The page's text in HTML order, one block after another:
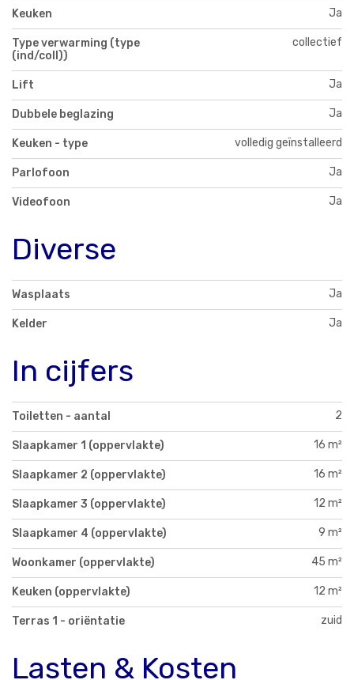
Keuken Ja
Type verwarming (type
(ind/coll))
collectief
Lift Ja
Dubbele beglazing Ja
Keuken - type volledig geïnstalleerd
Parlofoon Ja
Videofoon Ja
Diverse
Wasplaats Ja
Kelder Ja
In cijfers
Toiletten - aantal 2
Slaapkamer 1 (oppervlakte) 16 m²
Slaapkamer 2 (oppervlakte) 16 m²
Slaapkamer 3 (oppervlakte) 12 m²
Slaapkamer 4 (oppervlakte) 9 m²
Woonkamer (oppervlakte) 45 m²
Keuken (oppervlakte) 12 m²
Terras 1 - oriëntatie zuid
Lasten & Kosten